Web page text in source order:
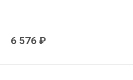
6 576 ₽